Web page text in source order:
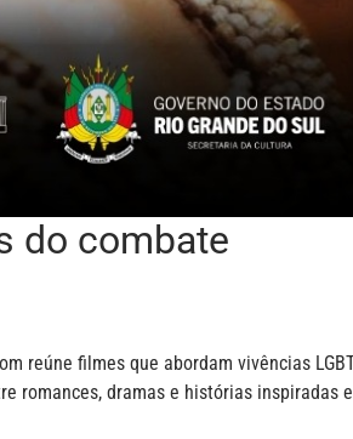
do combate
reúne filmes que abordam vivências
romances, dramas e histórias inspiradas